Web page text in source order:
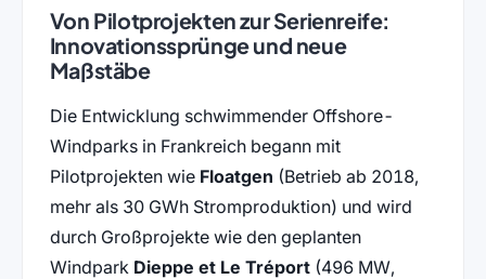
Von Pilotprojekten zur Serienreife:
Innovationssprünge und neue
Maßstäbe
Die Entwicklung schwimmender Offshore-
Windparks in Frankreich begann mit
Pilotprojekten wie Floatgen (Betrieb ab 2018,
mehr als 30 GWh Stromproduktion) und wird
durch Großprojekte wie den geplanten
Windpark Dieppe et Le Tréport(496 MW,